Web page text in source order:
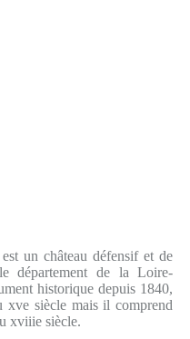
un château défensif et de
département de la Loire-
historique depuis 1840,
xve siècle mais il comprend
xviiie siècle.